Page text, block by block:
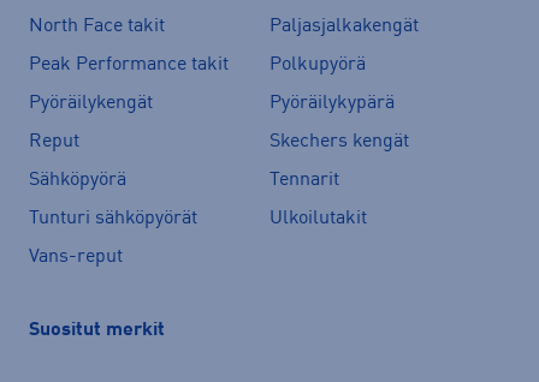
North Face takit
Paljasjalkakengät
Peak Performance takit
Polkupyörä
Pyöräilykengät
Pyöräilykypärä
Reput
Skechers kengät
Sähköpyörä
Tennarit
Tunturi sähköpyörät
Ulkoilutakit
Vans-reput
Suositut merkit